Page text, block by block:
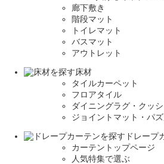
廊下敷き
階段マット
トイレマット
バスマット
アウトレット
床材
タイルカーペット
フロアタイル
ダイニングラグ・クッ
ジョイントマット・パ
ドレープ
カーテントップページ
人気特集で選ぶ